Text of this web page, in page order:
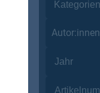
Autor:innen